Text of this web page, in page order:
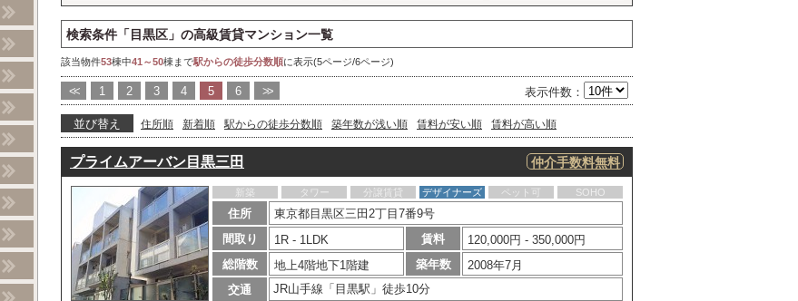
検索条件「目黒区」の高級賃貸マンション一覧
該当物件53棟中41～50棟まで駅からの徒歩分数順に表示(5ページ/6ページ)
<< 1 2 3 4 5 6 >> 表示件数：
並び替え 住所順 新着順 駅からの徒歩分数順 築年数が浅い順 賃料が安い順 賃料が高い順
プライムアーバン目黒三田 仲介手数料無料
新築 タワー 分譲賃貸 デザイナーズ ペット可 SOHO
住所
東京都目黒区三田2丁目7番9号
間取り
1R - 1LDK 賃料
120,000円 - 350,000円
総階数
地上4階地下1階建 築年数
2008年7月
交通
JR山手線「目黒駅」徒歩10分